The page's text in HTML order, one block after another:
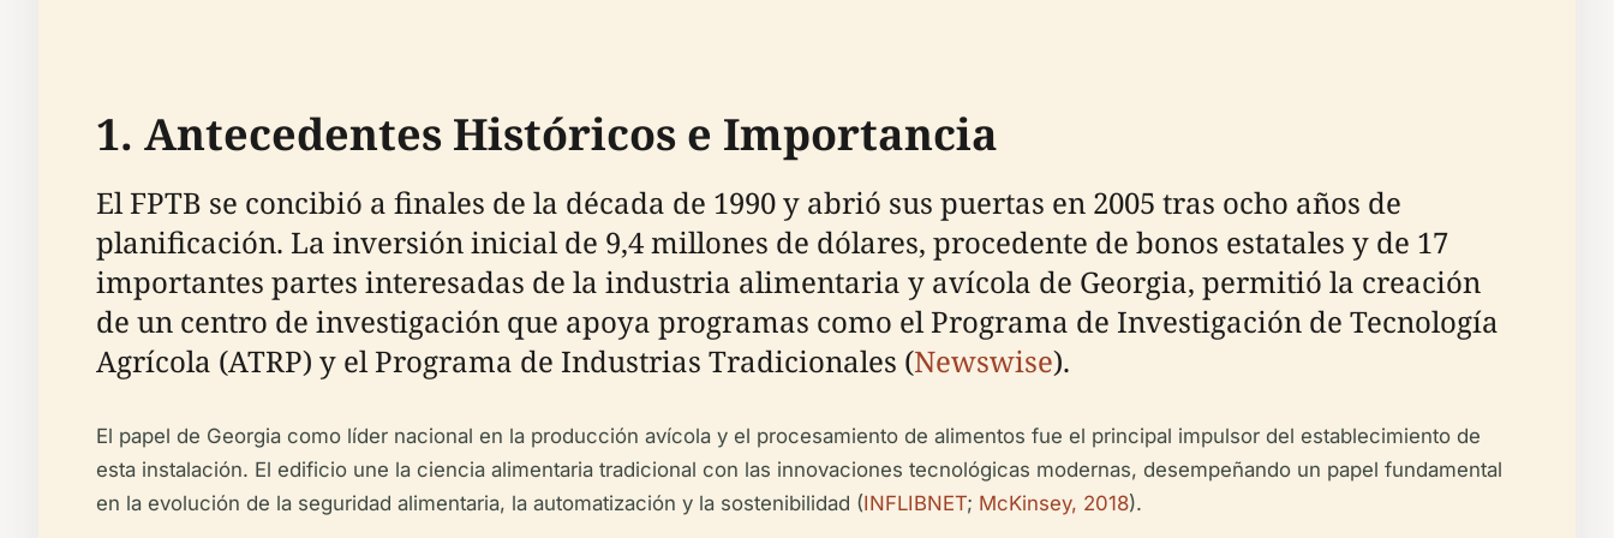
1. Antecedentes Históricos e Importancia
El FPTB se concibió a finales de la década de 1990 y abrió sus puertas en 2005 tras ocho años de
planificación. La inversión inicial de 9,4 millones de dólares, procedente de bonos estatales y de 17
importantes partes interesadas de la industria alimentaria y avícola de Georgia, permitió la creación
de un centro de investigación que apoya programas como el Programa de Investigación de Tecnología
Agrícola (ATRP) y el Programa de Industrias Tradicionales (Newswise).
El papel de Georgia como líder nacional en la producción avícola y el procesamiento de alimentos fue el principal impulsor del establecimiento de
esta instalación. El edificio une la ciencia alimentaria tradicional con las innovaciones tecnológicas modernas, desempeñando un papel fundamental
en la evolución de la seguridad alimentaria, la automatización y la sostenibilidad (INFLIBNET; McKinsey, 2018).